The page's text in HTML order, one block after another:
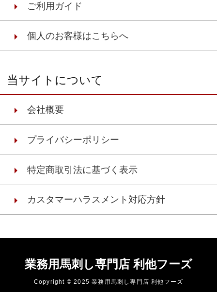
ご利用ガイド
個人のお客様はこちらへ
当サイトについて
会社概要
プライバシーポリシー
特定商取引法に基づく表示
カスタマーハラスメント対応方針
業務用馬刺し専門店 利他フーズ
Copyright © 2025 業務用馬刺し専門店 利他フーズ